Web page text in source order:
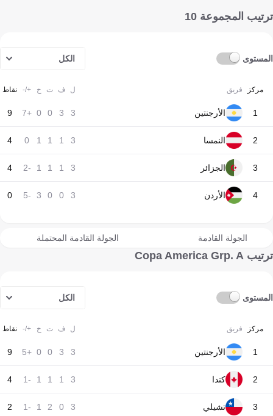
ترتيب المجموعة 10
المستوى الكل
مركز فريق ل ف ت خ +/- نقاط
1 الأرجنتين 3
3
0
0
+7
9
2 النمسا 3
1
1
1
0
4
3 الجزائر 3
1
1
1
-2
4
4 الأردن 3
0
0
3
-5
0
الجولة القادمة الجولة القادمة المحتملة
ترتيب Copa America Grp. A
المستوى الكل
مركز فريق ل ف ت خ +/- نقاط
1 الأرجنتين 3
3
0
0
+5
9
2 كندا 3
1
1
1
-1
4
3 تشيلي 3
0
2
1
-1
2